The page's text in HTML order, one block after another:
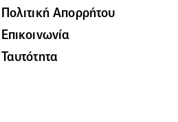
Πολιτική Απορρήτου
Επικοινωνία
Ταυτότητα